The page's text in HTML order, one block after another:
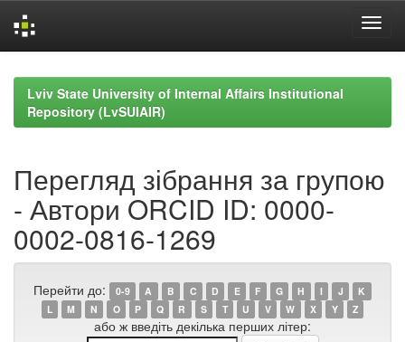
navigationLviv State University of Internal Affairs Institutional
Repository (LvSUIAIR)
Перегляд зібрання за групою
- Автори ORCID ID: 0000-
0002-0816-1269
Перейти до: 0-9 A B C D E F G H I J
K
L
M N O P Q R S T U V W X Y Z
або ж введіть декілька перших літер: